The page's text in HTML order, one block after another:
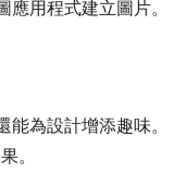
用程式建立圖片。
為設計增添趣味。
。